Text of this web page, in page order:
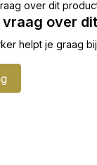
vraag over
helpt je graag